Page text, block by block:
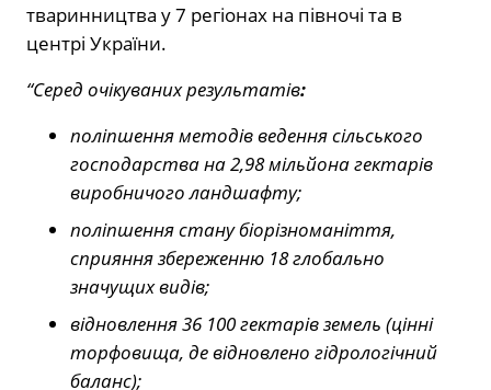
тваринництва у 7 регіонах на півночі та в
центрі України.
“Серед очікуваних результатів:
поліпшення методів ведення сільського
господарства на 2,98 мільйона гектарів
виробничого ландшафту;
поліпшення стану біорізноманіття,
сприяння збереженню 18 глобально
значущих видів;
відновлення 36 100 гектарів земель (цінні
торфовища, де відновлено гідрологічний
баланс);